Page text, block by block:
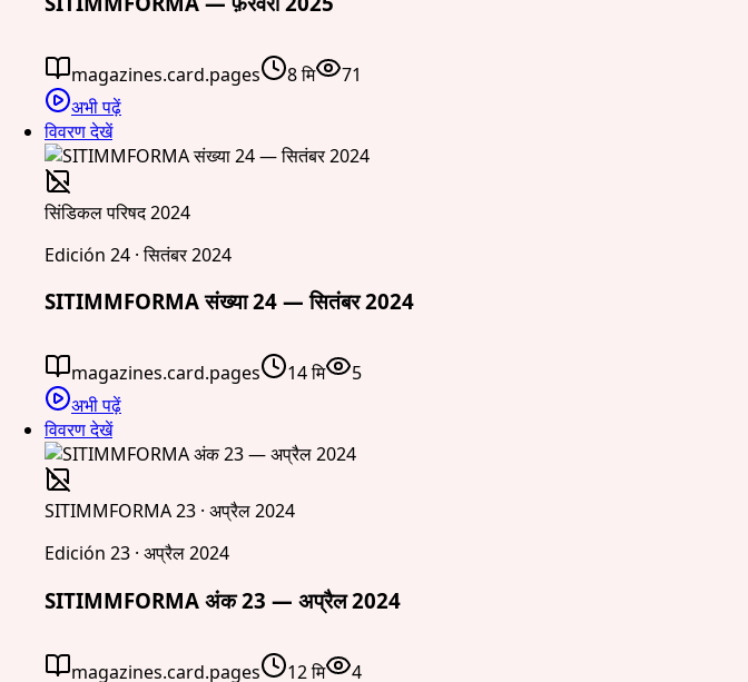
magazines.card.pages 8 मि
71
अभी पढ़ें
विवरण देखें
सिंडिकल परिषद 2024
Edición 24 · सितंबर 2024
SITIMMFORMA संख्या 24 — सितंबर 2024
magazines.card.pages 14 मि
5
अभी पढ़ें
विवरण देखें
SITIMMFORMA 23 · अप्रैल 2024
Edición 23 · अप्रैल 2024
SITIMMFORMA अंक 23 — अप्रैल 2024
magazines.card.pages 12 मि
4